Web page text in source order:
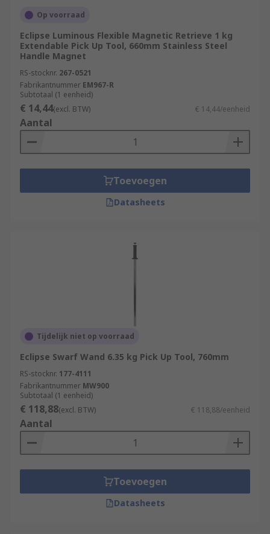
Op voorraad
Eclipse Luminous Flexible Magnetic Retrieve 1 kg
Extendable Pick Up Tool, 660mm Stainless Steel
Handle Magnet
RS-stocknr. 267-0521
Fabrikantnummer EM967-R
Subtotaal (1 eenheid)
€ 14,44(excl. BTW) € 14,44/eenheid
Aantal
Toevoegen
Datasheets
Tijdelijk niet op voorraad
Eclipse Swarf Wand 6.35 kg Pick Up Tool, 760mm
RS-stocknr. 177-4111
Fabrikantnummer MW900
Subtotaal (1 eenheid)
€ 118,88(excl. BTW) € 118,88/eenheid
Aantal
Toevoegen
Datasheets